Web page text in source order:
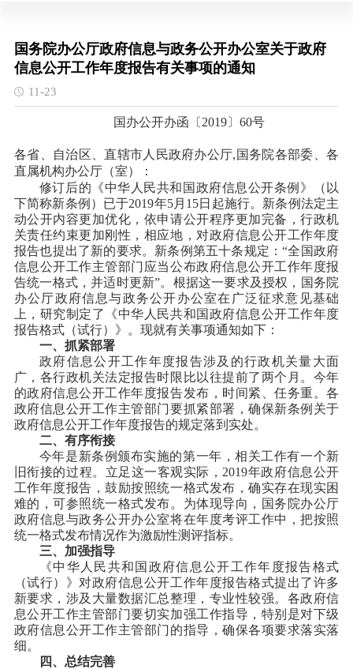
国务院办公厅政府信息与政务公开办公室关于政府
信息公开工作年度报告有关事项的通知
11-23
国办公开办函〔2019〕60号
各省、自治区、直辖市人民政府办公厅,国务院各部委、各
直属机构办公厅（室）：
修订后的《中华人民共和国政府信息公开条例》（以
下简称新条例）已于2019年5月15日起施行。新条例法定主
动公开内容更加优化，依申请公开程序更加完备，行政机
关责任约束更加刚性，相应地，对政府信息公开工作年度
报告也提出了新的要求。新条例第五十条规定：“全国政府
信息公开工作主管部门应当公布政府信息公开工作年度报
告统一格式，并适时更新”。根据这一要求及授权，国务院
办公厅政府信息与政务公开办公室在广泛征求意见基础
上，研究制定了《中华人民共和国政府信息公开工作年度
报告格式（试行）》。现就有关事项通知如下：
一、抓紧部署
政府信息公开工作年度报告涉及的行政机关量大面
广，各行政机关法定报告时限比以往提前了两个月。今年
的政府信息公开工作年度报告发布，时间紧、任务重。各
政府信息公开工作主管部门要抓紧部署，确保新条例关于
政府信息公开工作年度报告的规定落到实处。
二、有序衔接
今年是新条例颁布实施的第一年，相关工作有一个新
旧衔接的过程。立足这一客观实际，2019年政府信息公开
工作年度报告，鼓励按照统一格式发布，确实存在现实困
难的，可参照统一格式发布。为体现导向，国务院办公厅
政府信息与政务公开办公室将在年度考评工作中，把按照
统一格式发布情况作为激励性测评指标。
三、加强指导
《中华人民共和国政府信息公开工作年度报告格式
（试行）》对政府信息公开工作年度报告格式提出了许多
新要求，涉及大量数据汇总整理，专业性较强。各政府信
息公开工作主管部门要切实加强工作指导，特别是对下级
政府信息公开工作主管部门的指导，确保各项要求落实落
细。
四、总结完善